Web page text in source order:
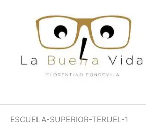
ESCUELA-SUPERIOR-TERUEL-1